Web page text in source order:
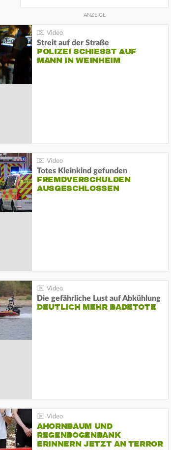
Streit auf der Straße
POLIZEI SCHIESST AUF M
ANN IN WEINHEIM
Totes Kleinkind gefunden
FREMDVERSCHULDEN
AUSGESCHLOSSEN
Die gefährliche Lust auf Abkühlung
DEUTLICH MEHR BADETOTE
AHORNBAUM UND
REGENBOGENBANK
ERINNERN JETZT AN TERROR